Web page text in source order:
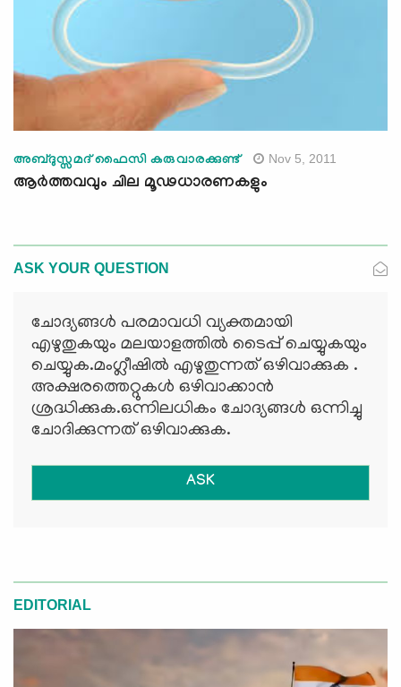
അബ്ദുസ്സമദ് ഫൈസി കരുവാരക്കുണ്ട്‌ Nov 5, 2011
ആര്‍ത്തവവും ചില മൂഢധാരണകളും
ASK YOUR QUESTION
ചോദ്യങ്ങള്‍ പരമാവധി വ്യക്തമായി
എഴുതുകയും മലയാളത്തില്‍ ടൈപ്പ് ചെയ്യുകയും
ചെയ്യുക.മംഗ്ലീഷില്‍ എഴുതുന്നത് ഒഴിവാക്കുക .
അക്ഷരത്തെറ്റുകള്‍ ഒഴിവാക്കാന്‍
ശ്രദ്ധിക്കുക.ഒന്നിലധികം ചോദ്യങ്ങള്‍ ഒന്നിച്ചു
ചോദിക്കുന്നത് ഒഴിവാക്കുക.
ASK
EDITORIAL